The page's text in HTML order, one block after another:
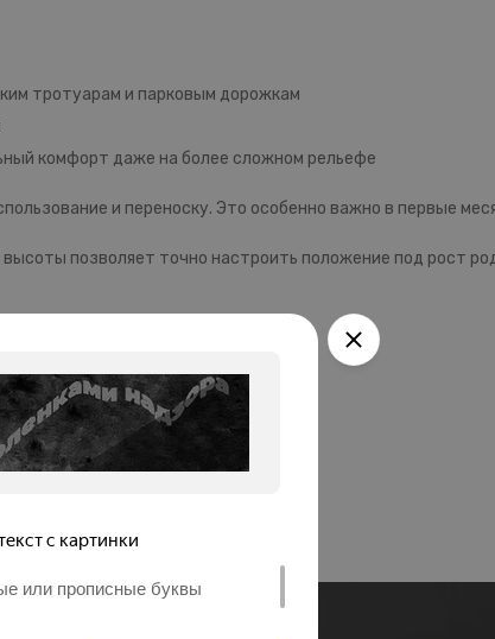
тротуарам и парковым дорожкам
комфорт даже на более сложном рельефе
и переноску. Это особенно важно в первые
позволяет точно настроить положение под рост